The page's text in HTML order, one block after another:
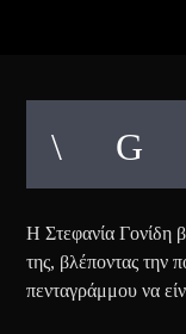
Η Στεφανία Γονίδη
της, βλέποντας την
πενταγράμμου να